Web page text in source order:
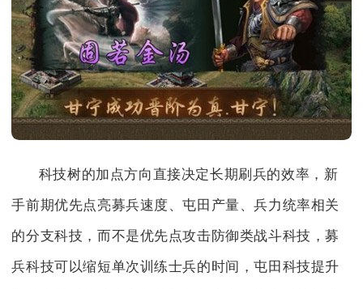
科技树的加点方向直接决定长期刷兵的效率，新
手前期优先点亮募兵速度、屯田产量、兵力统率相关
的分支科技，而不是优先点攻击防御类战斗科技，募
兵科技可以缩短单次训练士兵的时间，屯田科技提升